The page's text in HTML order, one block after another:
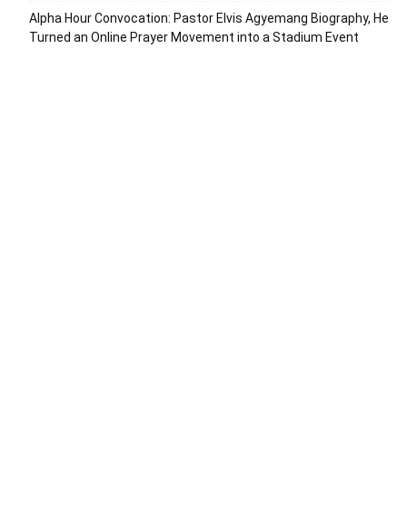
Alpha Hour Convocation: Pastor Elvis Agyemang Biography, He
Turned an Online Prayer Movement into a Stadium Event